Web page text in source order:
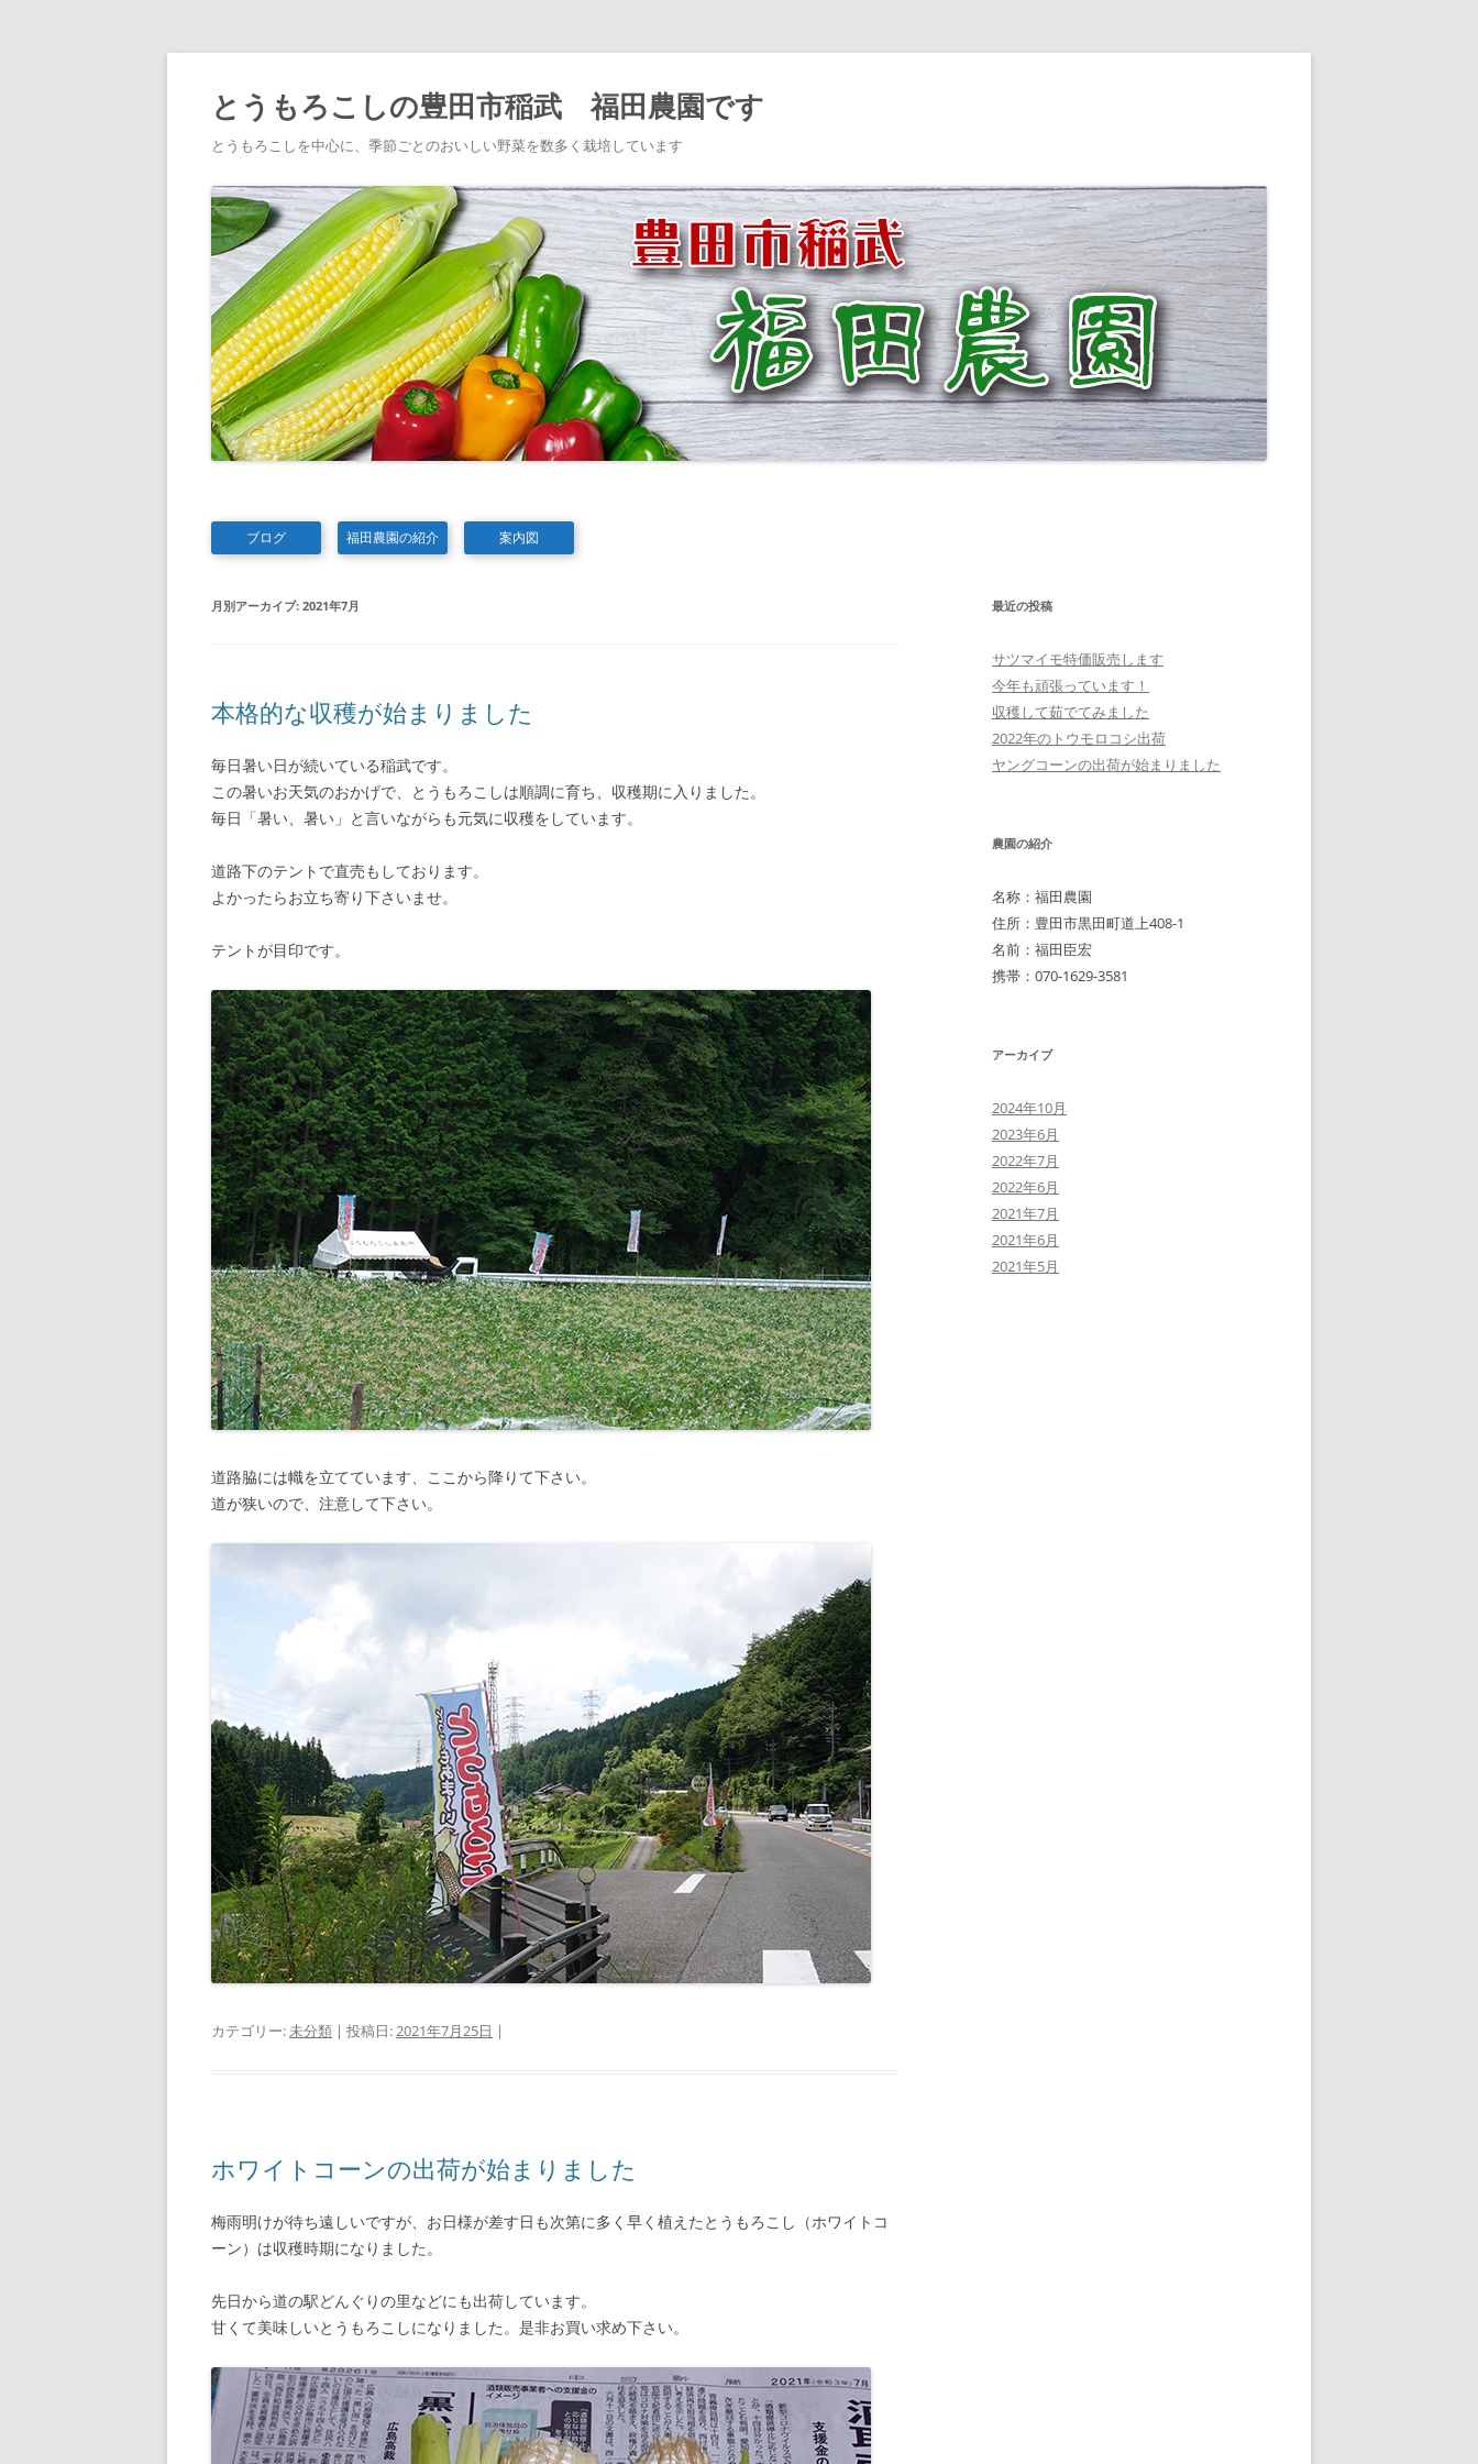
とうもろこしの豊田市稲武 福田農園です
とうもろこしを中心に、季節ごとのおいしい野菜を数多く栽培しています
ブログ 福田農園の紹介 案内図
月別アーカイブ: 2021年7月
本格的な収穫が始まりました
毎日暑い日が続いている稲武です。
この暑いお天気のおかげで、とうもろこしは順調に育ち、収穫期に入りました。
毎日「暑い、暑い」と言いながらも元気に収穫をしています。
道路下のテントで直売もしております。
よかったらお立ち寄り下さいませ。
テントが目印です。
道路脇には幟を立てています、ここから降りて下さい。
道が狭いので、注意して下さい。
カテゴリー:未分類 | 投稿日:2021年7月25日 |
ホワイトコーンの出荷が始まりました
梅雨明けが待ち遠しいですが、お日様が差す日も次第に多く早く植えたとうもろこし（ホワイトコ
ーン）は収穫時期になりました。
先日から道の駅どんぐりの里などにも出荷しています。
甘くて美味しいとうもろこしになりました。是非お買い求め下さい。
最近の投稿
サツマイモ特価販売します
今年も頑張っています！
収穫して茹でてみました
2022年のトウモロコシ出荷
ヤングコーンの出荷が始まりました
農園の紹介
名称：福田農園
住所：豊田市黒田町道上408-1
名前：福田臣宏
携帯：070-1629-3581
アーカイブ
2024年10月
2023年6月
2022年7月
2022年6月
2021年7月
2021年6月
2021年5月